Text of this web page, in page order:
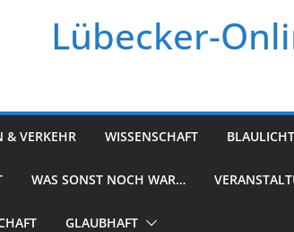
Lübecker-
& VERKEHR WISSENSCHAFT BLAULICHT
WAS SONST NOCH WAR…
GLAUBHAFT